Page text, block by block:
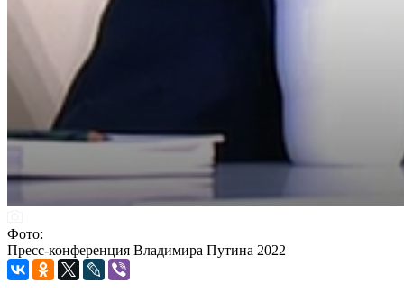
Фото:
Пресс-конференция Владимира Путина 2022